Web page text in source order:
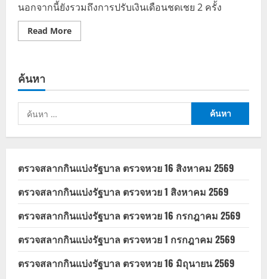
นอกจากนี้ยังรวมถึงการปรับเงินเดือนชดเชย 2 ครั้ง
Read MoreRead
more
ข้าราชการ
เริ่ม
พ.ค.
ค้นหา
ค้นหา
สำหรับ:
ตรวจสลากกินแบ่งรัฐบาล ตรวจหวย 16 สิงหาคม 2569
ตรวจสลากกินแบ่งรัฐบาล ตรวจหวย 1 สิงหาคม 2569
ตรวจสลากกินแบ่งรัฐบาล ตรวจหวย 16 กรกฎาคม 2569
ตรวจสลากกินแบ่งรัฐบาล ตรวจหวย 1 กรกฎาคม 2569
ตรวจสลากกินแบ่งรัฐบาล ตรวจหวย 16 มิถุนายน 2569